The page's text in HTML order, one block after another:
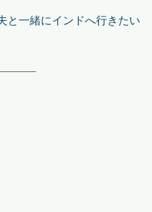
と一緒にインドへ行きたい